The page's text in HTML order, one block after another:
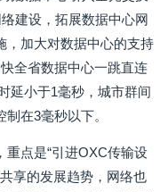
建设，拓展数据中心网
，加大对数据中心的支持
全省数据中心一跳直连
延小于1毫秒，城市群间
在3毫秒以下。
重点是“引进OXC传输设
享的发展趋势，网络也